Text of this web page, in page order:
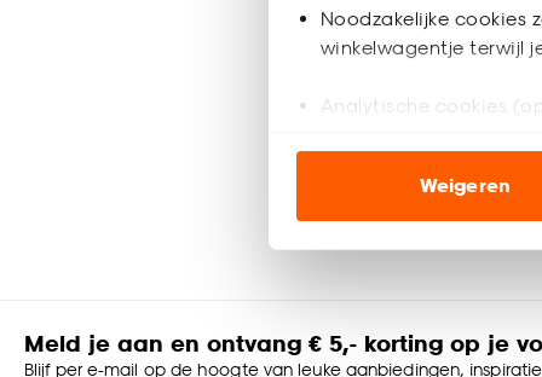
Noodzakelijke cookies
winkelwagentje terwijl
Analytische cookies
ook buiten de
Klik op ‘Ja, alles
accepteren door op
Goed om te weten is dat
Weigeren
Meld je aan en ontvang € 5,- korting op je
Blijf per e-mail op de hoogte van leuke aanbiedingen,